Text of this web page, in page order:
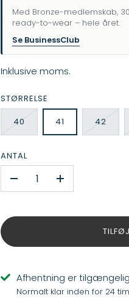
Med Bronze-medlemskab,
ready-to-wear – hele året.
Se BusinessClub
Inklusive moms.
STØRRELSE
40
41 42
ANTAL
+
Afhentning er
Normalt klar inden for 24